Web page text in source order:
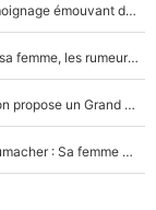
F1 : « Je lui ai fait un câlin, puis j’ai dû partir...», le témoignage émouvant de Max Verstappen sur sa fille
F1 : Charles Leclerc surpris par les paparazzis avec sa femme, les rumeurs étaient vraies !
Comme pour le final du Tour de France, Esteban Ocon propose un Grand Prix de Formule 1 à Paris : «Autour de l’Arc de Triomphe, ce serait génial» !
Nouvelle rumeur autour de la santé de Michael Schumacher : Sa femme Corinna sort du silence